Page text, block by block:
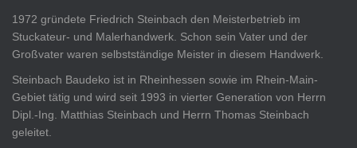
1972 gründete Friedrich Steinbach den Meisterbetrieb im
Stuckateur- und Malerhandwerk. Schon sein Vater und der
Großvater waren selbstständige Meister in diesem Handwerk.
Steinbach Baudeko ist in Rheinhessen sowie im Rhein-Main-
Gebiet tätig und wird seit 1993 in vierter Generation von Herrn
Dipl.-Ing. Matthias Steinbach und Herrn Thomas Steinbach
geleitet.